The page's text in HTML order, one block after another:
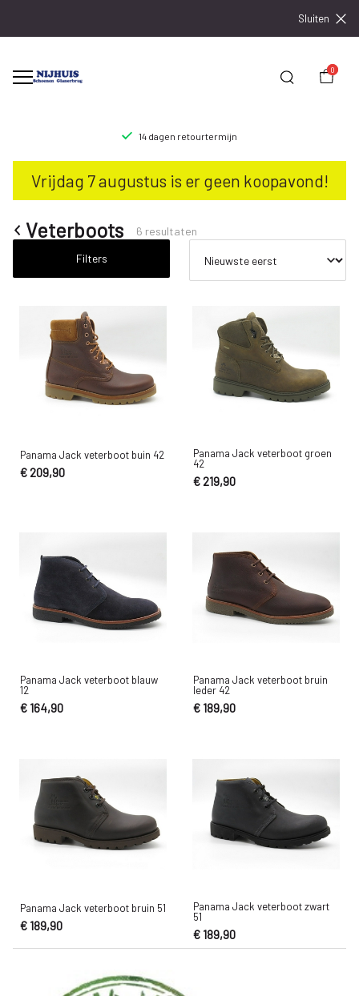
Sluiten
0
14 dagen retourtermijn
Veterboots
Nijhuisschoenen
Vrijdag 7 augustus is er geen koopavond!
Veterboots 6 resultaten
Filters
Panama Jack veterboot buin 42
€ 209,90
Panama Jack veterboot groen
42
€ 219,90
Panama Jack veterboot blauw
12
€ 164,90
Panama Jack veterboot bruin
leder 42
€ 189,90
Panama Jack veterboot bruin 51
€ 189,90
Panama Jack veterboot zwart
51
€ 189,90